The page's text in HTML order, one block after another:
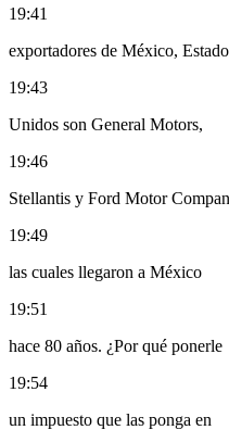
19:41
exportadores de México,
19:43
Unidos son General Motors,
19:46
Stellantis y Ford Motor
19:49
las cuales llegaron a México
19:51
hace 80 años. ¿Por qué ponerle
19:54
un impuesto que las ponga en